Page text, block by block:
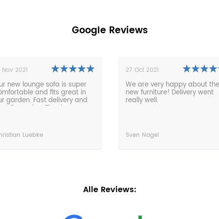
Google Reviews
Oct 2021
are very happy about the
furniture! Delivery went
well.
Nagel
26 Apr 2021
The furniture is an absolute
dream. The processing from
the order to the delivery was
perfect. Any time.
Thorsten Puttins
Alle Reviews: